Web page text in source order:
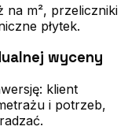
na m², przeliczniki
płytek.
wyceny
klient
i potrzeb,